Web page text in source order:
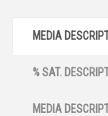
MEDIA
% SAT.
MEDIA